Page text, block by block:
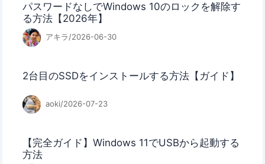
パスワードなしでWindows 10のロックを解除す
る方法【2026年】
アキラ/2026-06-30
2台目のSSDをインストールする方法【ガイド】
aoki/2026-07-23
【完全ガイド】Windows 11でUSBから起動する
方法